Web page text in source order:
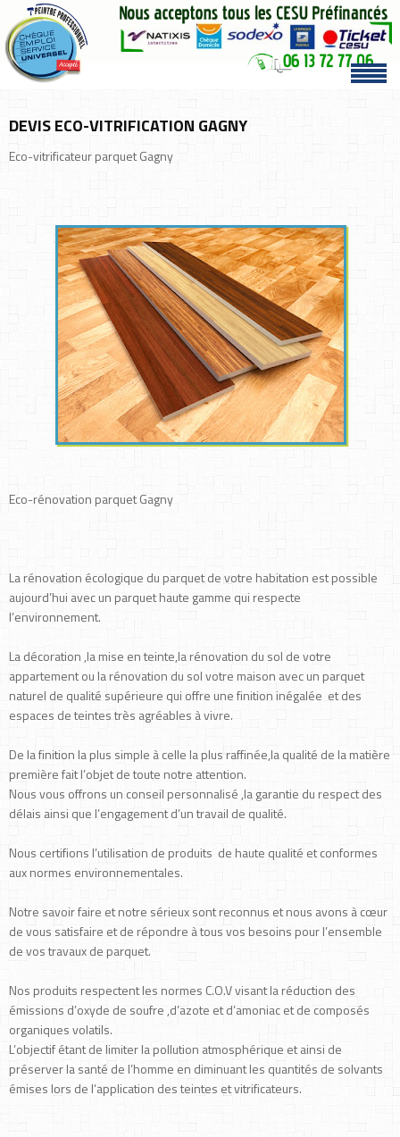
DEVIS ECO-VITRIFICATION GAGNY
Eco-vitrificateur parquet Gagny
Eco-rénovation parquet Gagny
La rénovation écologique du parquet de votre habitation est possible
aujourd’hui avec un parquet haute gamme qui respecte
l’environnement.
La décoration ,la mise en teinte,la rénovation du sol de votre
appartement ou la rénovation du sol votre maison avec un parquet
naturel de qualité supérieure qui offre une finition inégalée et des
espaces de teintes très agréables à vivre.
De la finition la plus simple à celle la plus raffinée,la qualité de la matière
première fait l’objet de toute notre attention.
Nous vous offrons un conseil personnalisé ,la garantie du respect des
délais ainsi que l’engagement d’un travail de qualité.
Nous certifions l’utilisation de produits de haute qualité et conformes
aux normes environnementales.
Notre savoir faire et notre sérieux sont reconnus et nous avons à cœur
de vous satisfaire et de répondre à tous vos besoins pour l’ensemble
de vos travaux de parquet.
Nos produits respectent les normes C.O.V visant la réduction des
émissions d’oxyde de soufre ,d’azote et d’amoniac et de composés
organiques volatils.
L’objectif étant de limiter la pollution atmosphérique et ainsi de
préserver la santé de l’homme en diminuant les quantités de solvants
émises lors de l’application des teintes et vitrificateurs.